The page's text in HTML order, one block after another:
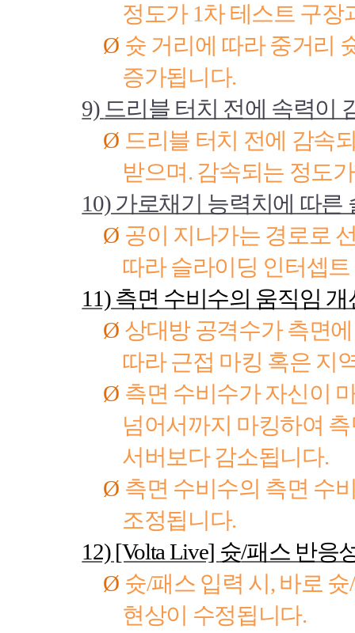
정도가 1차 테스트 구장
Ø 슛 거리에 따라 중거리
증가됩니다.
9) 드리블 터치 전에 속력이
Ø 드리블 터치 전에 감속
받으며. 감속되는 정도
10) 가로채기 능력치에 따른
Ø 공이 지나가는 경로로
따라 슬라이딩 인터셉
11) 측면 수비수의 움직임 개
Ø 상대방 공격수가 측면
따라 근접 마킹 혹은 지
Ø 측면 수비수가 자신이
넘어서까지 마킹하여
서버보다 감소됩니다.
Ø 측면 수비수의 측면 수
조정됩니다.
12) [Volta Live] 슛/패스 반응
Ø 슛/패스 입력 시, 바로 슛/
현상이 수정됩니다.